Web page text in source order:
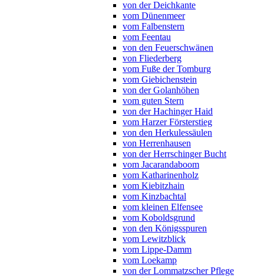
von der Deichkante
vom Dünenmeer
vom Falbenstern
vom Feentau
von den Feuerschwänen
von Fliederberg
vom Fuße der Tomburg
vom Giebichenstein
von der Golanhöhen
vom guten Stern
von der Hachinger Haid
vom Harzer Försterstieg
von den Herkulessäulen
von Herrenhausen
von der Herrschinger Bucht
vom Jacarandaboom
vom Katharinenholz
vom Kiebitzhain
vom Kinzbachtal
vom kleinen Elfensee
vom Koboldsgrund
von den Königsspuren
vom Lewitzblick
vom Lippe-Damm
vom Loekamp
von der Lommatzscher Pflege